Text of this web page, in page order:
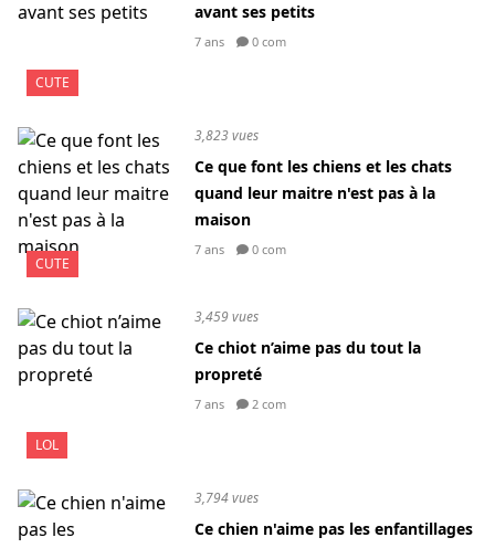
CUTE
avant ses petits
7 ans 0 com
CUTE
3,823 vues
Ce que font les chiens et les chats
quand leur maitre n'est pas à la
maison
7 ans 0 com
LOL
3,459 vues
Ce chiot n’aime pas du tout la
propreté
7 ans 2 com
3,794 vues
Ce chien n'aime pas les enfantillages